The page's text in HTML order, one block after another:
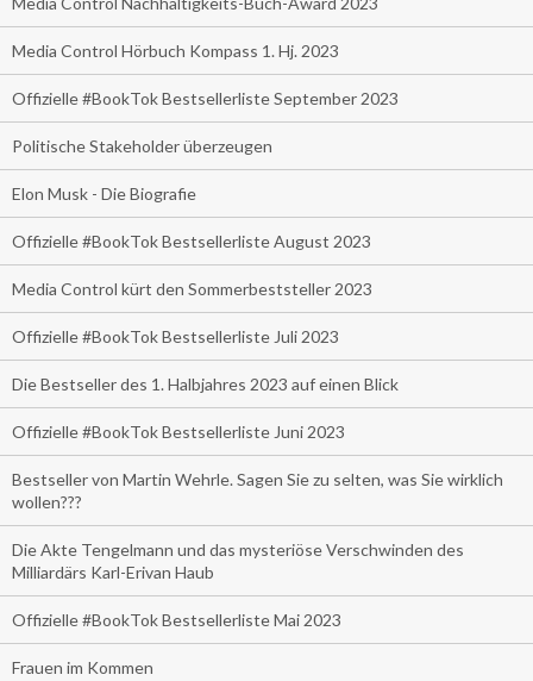
Media Control Hörbuch Kompass 1. Hj. 2023
Offizielle #BookTok Bestsellerliste September 2023
Politische Stakeholder überzeugen
Elon Musk - Die Biografie
Offizielle #BookTok Bestsellerliste August 2023
Media Control kürt den Sommerbeststeller 2023
Offizielle #BookTok Bestsellerliste Juli 2023
Die Bestseller des 1. Halbjahres 2023 auf einen Blick
Offizielle #BookTok Bestsellerliste Juni 2023
Bestseller von Martin Wehrle. Sagen Sie zu selten, was Sie wirklich
wollen???
Die Akte Tengelmann und das mysteriöse Verschwinden des
Milliardärs Karl-Erivan Haub
Offizielle #BookTok Bestsellerliste Mai 2023
Frauen im Kommen